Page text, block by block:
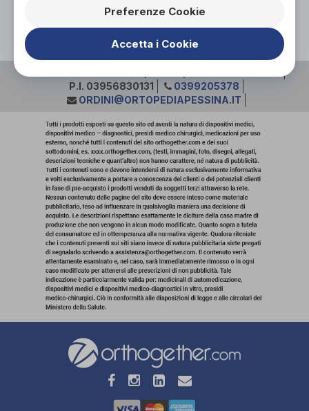
P.I. 03956830131
0399205378
ORDINI@ORTOPEDIAPESSINA.IT
Preferenze Cookie
Accetta i Cookie